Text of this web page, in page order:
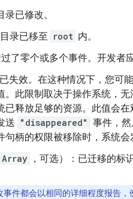
录已修改。
录已移至 root 内。
过了零个或多个事件。开发者
失效。在这种情况下，您可
。此限制取决于操作系统，
已释放足够的资源。此值会
送 "disappeared" 事件，
柄的权限被移除时，系统会
Array ，可选）：已迁移的标
件都会以相同的详细程度报告